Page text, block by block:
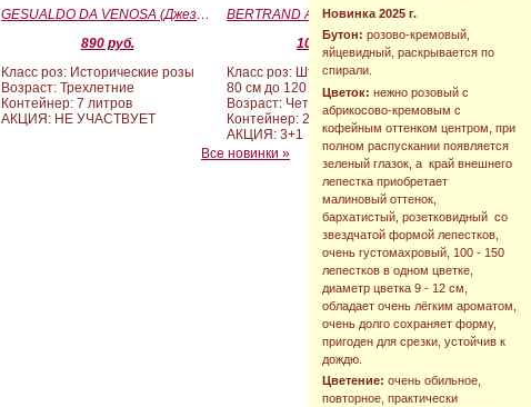
Новинка 2025 г.
Бутон: розово-кремовый,
яйцевидный, раскрывается по
спирали.
Цветок: нежно розовый с
абрикосово-кремовым с
кофейным оттенком центром, при
полном распускании появляется
зеленый глазок, а край внешнего
лепестка приобретает
малиновый оттенок,
бархатистый, розетковидный со
звездчатой формой лепестков,
очень густомахровый, 100 - 150
лепестков в одном цветке,
диаметр цветка 9 - 12 см,
обладает очень лёгким ароматом,
очень долго сохраняет форму,
пригоден для срезки, устойчив к
дождю.
Цветение: очень обильное,
повторное, практически
GESUALDO DA VENOSA (Джезуальдо Ди Веноза)
890 руб.
Класс роз: Исторические розы
Возраст: Трехлетние
Контейнер: 7 литров
АКЦИЯ: НЕ УЧАСТВУЕТ
BERTRAND AMOUSSOU (Бертран Амуссу)
10 000 руб.
Класс роз: Штамбовые формы от
80 см до 120 см
Возраст: Четырех-пятилетние
Контейнер: 20 литров
АКЦИЯ: 3+1
Все новинки »